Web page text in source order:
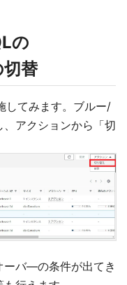
の
替
してみます。ブルー/
アクションから「切
ーバ―の条件が出てき